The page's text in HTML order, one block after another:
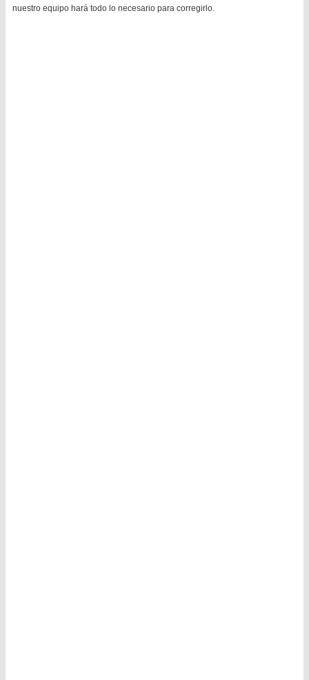
nuestro equipo hará todo lo necesario para corregirlo.